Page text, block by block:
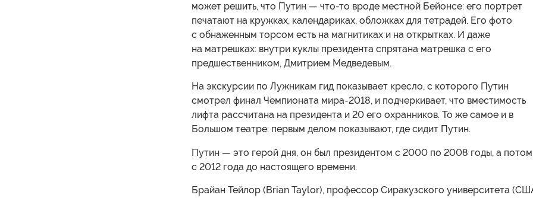
может решить, что Путин — что-то вроде местной Бейонсе: его портрет
печатают на кружках, календариках, обложках для тетрадей. Его фото
с обнаженным торсом есть на магнитиках и на открытках. И даже
на матрешках: внутри куклы президента спрятана матрешка с его
предшественником, Дмитрием Медведевым.
На экскурсии по Лужникам гид показывает кресло, с которого Путин
смотрел финал Чемпионата мира-2018, и подчеркивает, что вместимость
лифта рассчитана на президента и 20 его охранников. То же самое и в
Большом театре: первым делом показывают, где сидит Путин.
Путин — это герой дня, он был президентом с 2000 по 2008 годы, а потом
с 2012 года до настоящего времени.
Брайан Тейлор (Brian Taylor), профессор Сиракузского университета